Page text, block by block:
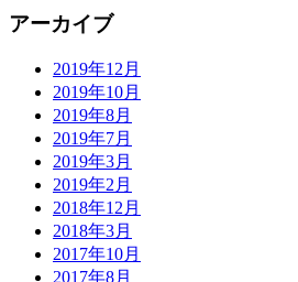
アーカイブ
2019年12月
2019年10月
2019年8月
2019年7月
2019年3月
2019年2月
2018年12月
2018年3月
2017年10月
2017年8月